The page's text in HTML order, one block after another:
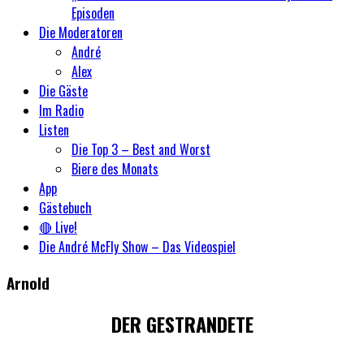
Episoden
Die Moderatoren
André
Alex
Die Gäste
Im Radio
Listen
Die Top 3 – Best and Worst
Biere des Monats
App
Gästebuch
🔴 Live!
Die André McFly Show – Das Videospiel
Arnold
DER GESTRANDETE